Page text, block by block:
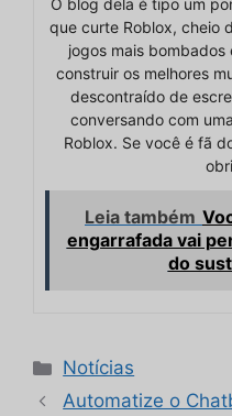
O blog dela é tipo um
que curte Roblox, cheio
jogos mais bombados
construir os melhores
descontraído de
conversando com
Roblox. Se você é fã
Leia também
engarrafada vai
do
Categorias
Notícias
Automatize o